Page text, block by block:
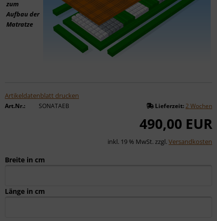
zum
Aufbau der
Matratze
Artikeldatenblatt drucken
Art.Nr.: SONATAEB Lieferzeit:2 Wochen
490,00 EUR
inkl. 19 % MwSt. zzgl. Versandkosten
Breite in cm
Länge in cm